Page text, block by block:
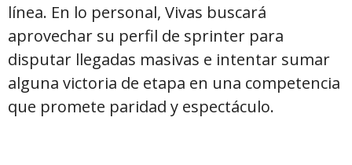
línea. En lo personal, Vivas buscará
aprovechar su perfil de sprinter para
disputar llegadas masivas e intentar sumar
alguna victoria de etapa en una competencia
que promete paridad y espectáculo.